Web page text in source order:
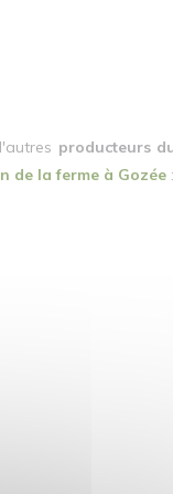
producteurs
de la ferme à Gozée: